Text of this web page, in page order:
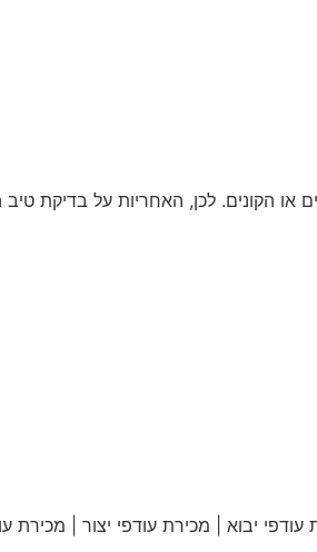
או הקונים. לכן, האחריות על בדיקת
יבוא | מכירת עודפי יצור | מכירת